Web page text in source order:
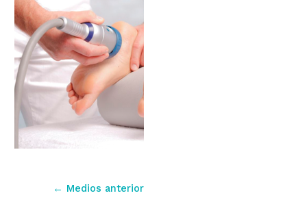
Navegación
← Medios anterior